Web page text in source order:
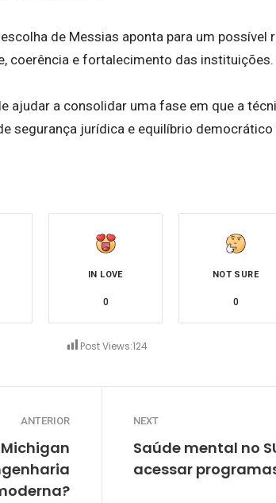
de Messias aponta para um possível
coerência e fortalecimento das instituições.
ajudar a consolidar uma fase em que a
segurança jurídica e equilíbrio democrático
Post Views:124
IN LOVE
0
NOT SURE
0
ANTERIOR NEXT
Saúde mental no
acessar